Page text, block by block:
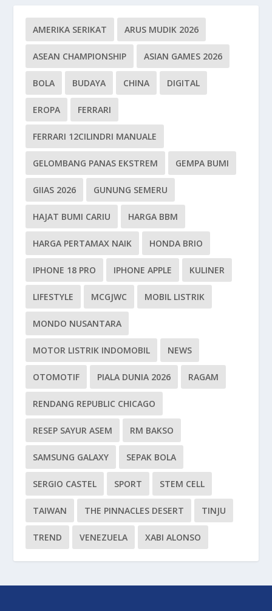
AMERIKA SERIKAT ARUS MUDIK 2026
ASEAN CHAMPIONSHIP ASIAN GAMES 2026
BOLA BUDAYA CHINA DIGITAL
EROPA FERRARI
FERRARI 12CILINDRI MANUALE
GELOMBANG PANAS EKSTREM GEMPA BUMI
GIIAS 2026 GUNUNG SEMERU
HAJAT BUMI CARIU HARGA BBM
HARGA PERTAMAX NAIK HONDA BRIO
IPHONE 18 PRO IPHONE APPLE KULINER
LIFESTYLE MCGJWC MOBIL LISTRIK
MONDO NUSANTARA
MOTOR LISTRIK INDOMOBIL NEWS
OTOMOTIF PIALA DUNIA 2026 RAGAM
RENDANG REPUBLIC CHICAGO
RESEP SAYUR ASEM RM BAKSO
SAMSUNG GALAXY SEPAK BOLA
SERGIO CASTEL SPORT STEM CELL
TAIWAN THE PINNACLES DESERT TINJU
TREND VENEZUELA XABI ALONSO